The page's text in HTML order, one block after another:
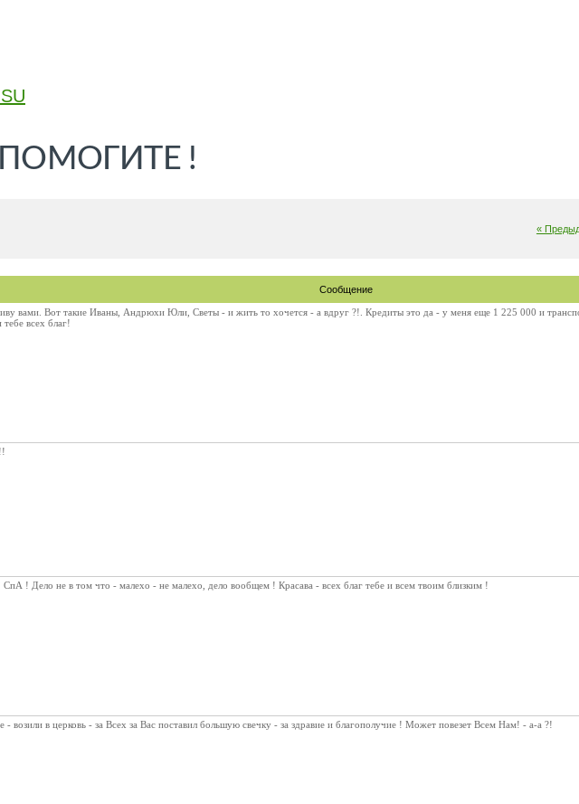
ПОМОГИТЕ !
«
Сообщение
вами. Вот такие Иваны, Андрюхи Юли, Светы - и жить то хочется - а вдруг ?!. Кредиты это да - у меня еще 1 225 000 и
всех благ!
! Дело не в том что - малехо - не малехо, дело вообщем ! Красава - всех благ тебе и всем твоим близким !
- возили в церковь - за Всех за Вас поставил большую свечку - за здравие и благополучие ! Может повезет Всем Нам! - а-а ?!